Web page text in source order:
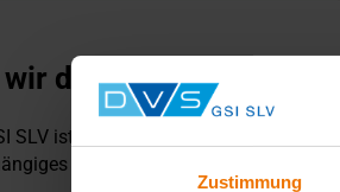
Zustimmung
der richtige
SLV ist nach DIN EN ISO/IEC 17025
Institut seit über 25 Jahren